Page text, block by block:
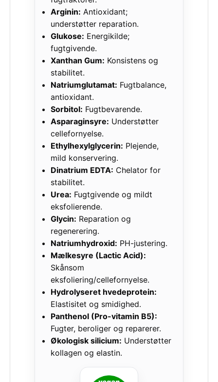
Arginin: Antioxidant;
understøtter reparation.
Glukose: Energikilde;
fugtgivende.
Xanthan Gum: Konsistens og
stabilitet.
Natriumglutamat: Fugtbalance,
antioxidant.
Sorbitol: Fugtbevarende.
Asparaginsyre: Understøtter
cellefornyelse.
Ethylhexylglycerin: Plejende,
mild konservering.
Dinatrium EDTA: Chelator for
stabilitet.
Urea: Fugtgivende og mildt
eksfolierende.
Glycin: Reparation og
regenerering.
Natriumhydroxid: PH-justering.
Mælkesyre (Lactic Acid):
Skånsom
eksfoliering/cellefornyelse.
Hydrolyseret hvedeprotein:
Elastisitet og smidighed.
Panthenol (Pro-vitamin B5):
Fugter, beroliger og reparerer.
Økologisk silicium: Understøtter
kollagen og elastin.